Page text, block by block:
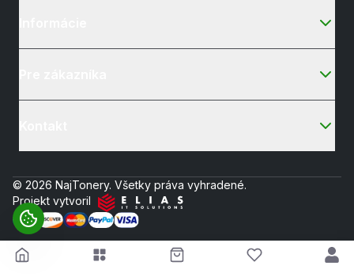
© 2026 NajTonery. Všetky práva vyhradené.
Projekt vytvoril